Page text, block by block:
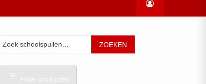
ZOEKEN
Filter producten